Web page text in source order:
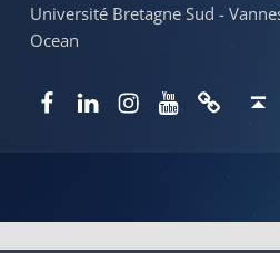
Université Bretagne Sud -
Ocean